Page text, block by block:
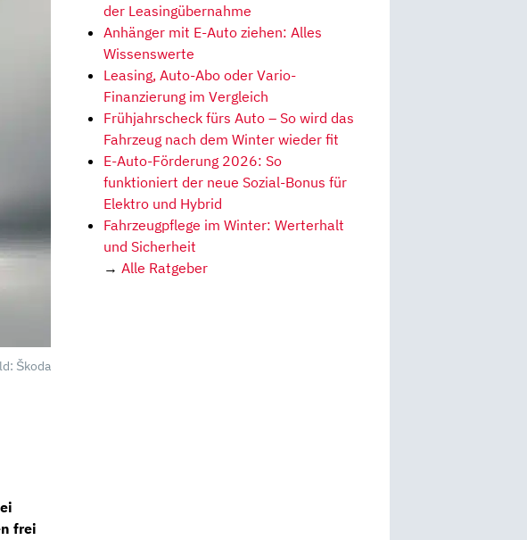
Škoda
frei
der Leasingübernahme
Anhänger mit E-Auto ziehen: Alles
Wissenswerte
Leasing, Auto-Abo oder Vario-
Finanzierung im Vergleich
Frühjahrscheck fürs Auto – So wird das
Fahrzeug nach dem Winter wieder fit
E-Auto-Förderung 2026: So
funktioniert der neue Sozial-Bonus für
Elektro und Hybrid
Fahrzeugpflege im Winter: Werterhalt
und Sicherheit
→ Alle Ratgeber